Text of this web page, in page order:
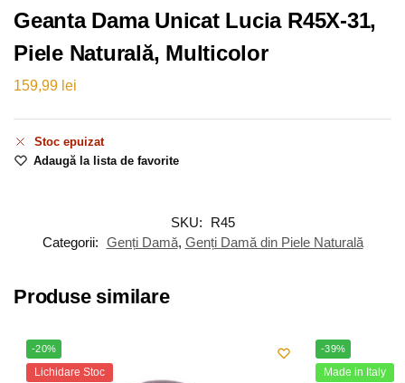
Geanta Dama Unicat Lucia R45X-31,
Piele Naturală, Multicolor
159,99 lei
Stoc epuizat
Adaugă la lista de favorite
SKU:
R45
Categorii: Genți Damă, Genți Damă din Piele Naturală
Produse similare
-20%
Lichidare Stoc
-39%
Made in Italy